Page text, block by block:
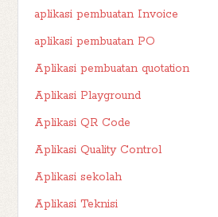
aplikasi pembuatan Invoice
aplikasi pembuatan PO
Aplikasi pembuatan quotation
Aplikasi Playground
Aplikasi QR Code
Aplikasi Quality Control
Aplikasi sekolah
Aplikasi Teknisi